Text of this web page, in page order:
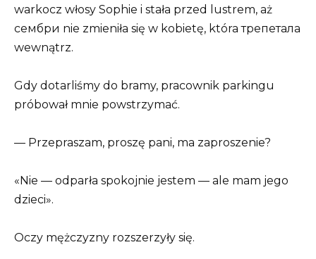
warkocz włosy Sophie i stała przed lustrem, aż
сембри nie zmieniła się w kobietę, która трепетала
wewnątrz.
Gdy dotarliśmy do bramy, pracownik parkingu
próbował mnie powstrzymać.
— Przepraszam, proszę pani, ma zaproszenie?
«Nie — odparła spokojnie jestem — ale mam jego
dzieci».
Oczy mężczyzny rozszerzyły się.